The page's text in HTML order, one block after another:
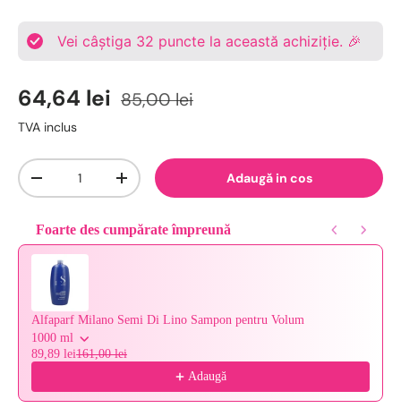
Vei câștiga 32 puncte la această achiziție. 🎉
64,64 lei 85,00 lei
TVA inclus
Cantitate
-
+ Adaugă in cos
Foarte des cumpărate împreună
Use the Previous and Next buttons to navigate through product
Alfaparf Milano Semi Di Lino Sampon pentru Volum
1000 ml
89,89 lei161,00 lei
Adaugă